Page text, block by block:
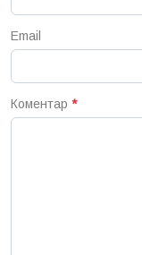
Email
Коментар *